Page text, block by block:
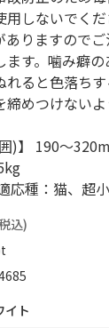
用しないでく
ありますので
ます。噛み癖
れると色落ち
締めつけない
)】 190～
応種：猫、超
込)
イト